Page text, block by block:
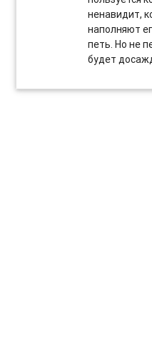
ненавидит,
наполняют
петь. Но не
будет